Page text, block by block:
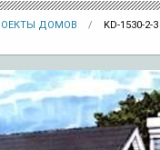
ДОМОВ KD-1530-2-3